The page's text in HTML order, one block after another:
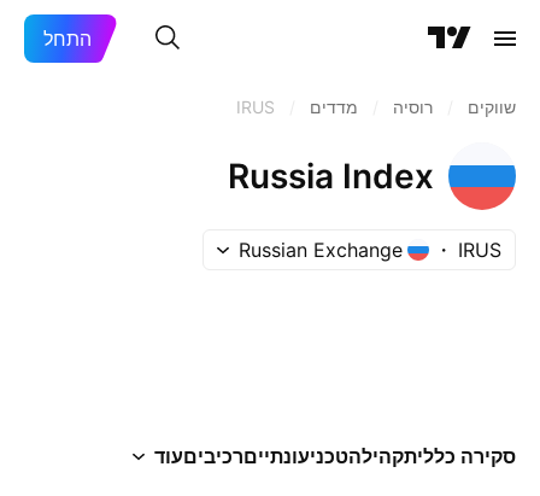
התחל
שווקים רוסיה‏ מדדים IRUS
Russia Index
IRUS
Russian Exchange
סקירה כלליתקהילהטכניעונתייםרכיביםעוד